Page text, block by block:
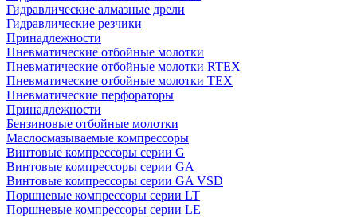
Гидравлические алмазные дрели
Гидравлические резчики
Принадлежности
Пневматические отбойные молотки
Пневматические отбойные молотки RTEX
Пневматические отбойные молотки TEX
Пневматические перфораторы
Принадлежности
Бензиновые отбойные молотки
Маслосмазываемые компрессоры
Винтовые компрессоры серии G
Винтовые компрессоры cерии GA
Винтовые компрессоры cерии GA VSD
Поршневые компрессоры серии LT
Поршневые компрессоры серии LE